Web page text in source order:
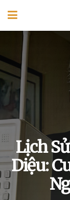
Lịch
Diệu: